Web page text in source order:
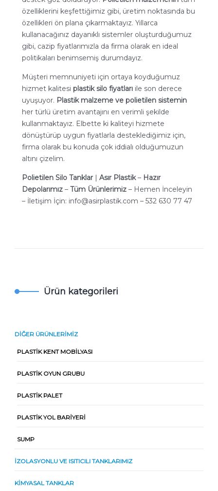
özelliklerini keşfettiğimiz gibi, üretim noktasında bu
özellikleri ön plana çıkarmaktayız. Yıllarca
kullanacağınız dayanıklı sistemler oluşturduğumuz
gibi, cazip fiyatlarımızla da firma olarak en ideal
politikaları benimsemiş durumdayız.
Müşteri memnuniyeti için ortaya koyduğumuz
hizmet kalitesi plastik silo fiyatları ile son derece
uyuşuyor. Plastik malzeme ve polietilen sistemin
her türlü üretim avantajını en verimli şekilde
kullanmaktayız. Elbette ki kaliteyi hizmete
dönüştürüp uygun fiyatlarla desteklediğimiz için,
firma olarak bu konuda çok iddialı olduğumuzun
altını çizelim.
Polietilen Silo Tanklar| Asır Plastik– Hazır
Depolarımız – Tüm Ürünlerimiz – Hemen İnceleyin
– İletişim İçin: info@asirplastik.com – 532 630 77 47
Ürün kategorileri
DIĞER ÜRÜNLERIMIZ
PLASTIK KENT MOBILYASI
PLASTIK OYUN GRUBU
PLASTIK PALET
PLASTIK YOL BARIYERI
SUMP
İZOLASYONLU VE ISITICILI TANKLARIMIZ
KIMYASAL TANKLAR